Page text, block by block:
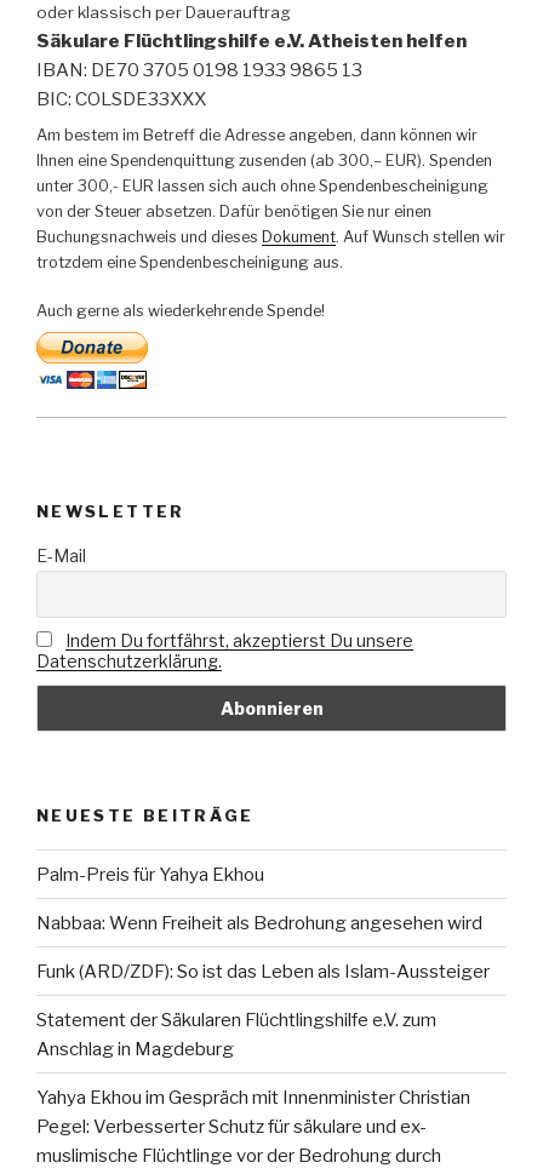
oder klassisch per Dauerauftrag
Säkulare Flüchtlingshilfe e.V. Atheisten helfen
IBAN: DE70 3705 0198 1933 9865 13
BIC: COLSDE33XXX
Am bestem im Betreff die Adresse angeben, dann können wir
Ihnen eine Spendenquittung zusenden (ab 300,– EUR). Spenden
unter 300,- EUR lassen sich auch ohne Spendenbescheinigung
von der Steuer absetzen. Dafür benötigen Sie nur einen
Buchungsnachweis und dieses Dokument. Auf Wunsch stellen wir
trotzdem eine Spendenbescheinigung aus.
Auch gerne als wiederkehrende Spende!
NEWSLETTER
E-Mail
Indem Du fortfährst, akzeptierst Du unsere
Datenschutzerklärung.
NEUESTE BEITRÄGE
Palm-Preis für Yahya Ekhou
Nabbaa: Wenn Freiheit als Bedrohung angesehen wird
Funk (ARD/ZDF): So ist das Leben als Islam-Aussteiger
Statement der Säkularen Flüchtlingshilfe e.V. zum
Anschlag in Magdeburg
Yahya Ekhou im Gespräch mit Innenminister Christian
Pegel: Verbesserter Schutz für säkulare und ex-
muslimische Flüchtlinge vor der Bedrohung durch